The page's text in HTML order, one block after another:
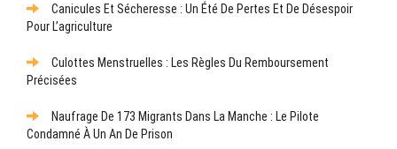
Canicules Et Sécheresse : Un Été De Pertes Et De Désespoir
Pour L’agriculture
Culottes Menstruelles : Les Règles Du Remboursement
Précisées
Naufrage De 173 Migrants Dans La Manche : Le Pilote
Condamné À Un An De Prison